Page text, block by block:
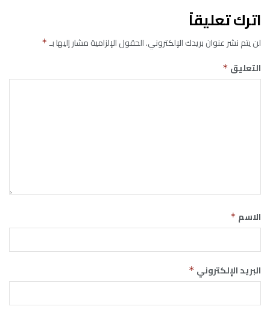
اترك تعليقاً
لن يتم نشر عنوان بريدك الإلكتروني.الحقول الإلزامية مشار إليها بـ*
التعليق *
الاسم *
البريد الإلكتروني *